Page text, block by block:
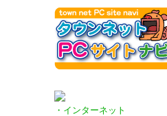
・インターネット